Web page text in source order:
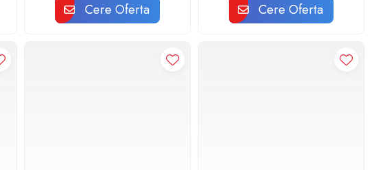
Cere Oferta Cere Oferta